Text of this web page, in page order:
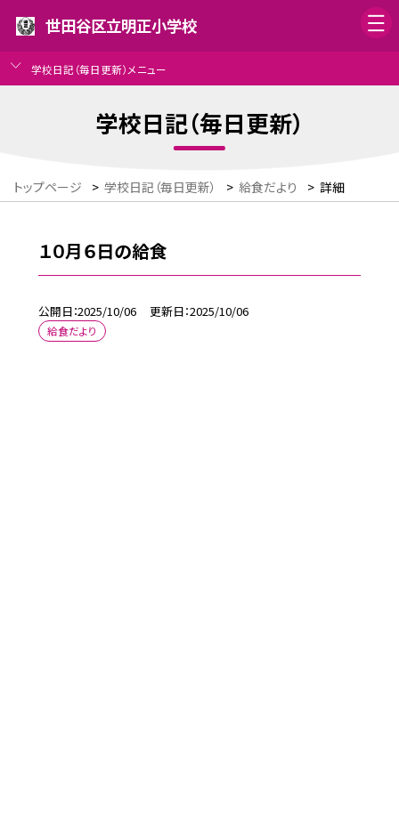
世田谷区立明正小学校
学校日記（毎日更新）メニュー
学校日記（毎日更新）
トップページ > 学校日記（毎日更新） > 給食だより > 詳細
１０月６日の給食
公開日 2025/10/06 更新日 2025/10/06
給食だより